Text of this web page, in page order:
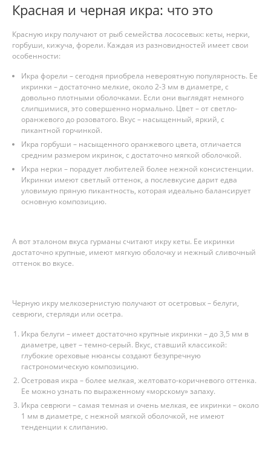
Красная и черная икра: что это
Красную икру получают от рыб семейства лососевых: кеты, нерки,
горбуши, кижуча, форели. Каждая из разновидностей имеет свои
особенности:
Икра форели – сегодня приобрела невероятную популярность. Ее
икринки – достаточно мелкие, около 2-3 мм в диаметре, с
довольно плотными оболочками. Если они выглядят немного
слипшимися, это совершенно нормально. Цвет – от светло-
оранжевого до розоватого. Вкус – насыщенный, яркий, с
пикантной горчинкой.
Икра горбуши – насыщенного оранжевого цвета, отличается
средним размером икринок, с достаточно мягкой оболочкой.
Икра нерки – порадует любителей более нежной консистенции.
Икринки имеют светлый оттенок, а послевкусие дарит едва
уловимую пряную пикантность, которая идеально балансирует
основную композицию.
А вот эталоном вкуса гурманы считают икру кеты. Ее икринки
достаточно крупные, имеют мягкую оболочку и нежный сливочный
оттенок во вкусе.
Черную икру мелкозернистую получают от осетровых – белуги,
севрюги, стерляди или осетра.
Икра белуги – имеет достаточно крупные икринки – до 3,5 мм в
диаметре, цвет – темно-серый. Вкус, ставший классикой:
глубокие ореховые нюансы создают безупречную
гастрономическую композицию.
Осетровая икра – более мелкая, желтовато-коричневого оттенка.
Ее можно узнать по выраженному «морскому» запаху.
Икра севрюги – самая темная и очень мелкая, ее икринки – около
1 мм в диаметре, с нежной мягкой оболочкой, не имеют
тенденции к слипанию.